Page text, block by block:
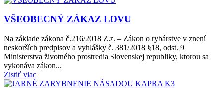
VŠEOBECNÝ ZÁKAZ LOVU
Na základe zákona č.216/2018 Z.z. – Zákon o rybárstve v znení
neskorších predpisov a vyhlášky č. 381/2018 §18, odst. 9
Ministerstva životného prostredia Slovenskej republiky, ktorou sa
vykonáva zákon...
Zistiť viac